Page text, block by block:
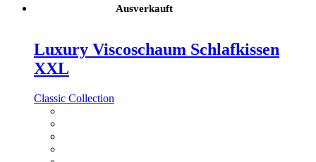
Ausverkauft
Luxury Viscoschaum Schlafkissen
XXL
Classic Collection